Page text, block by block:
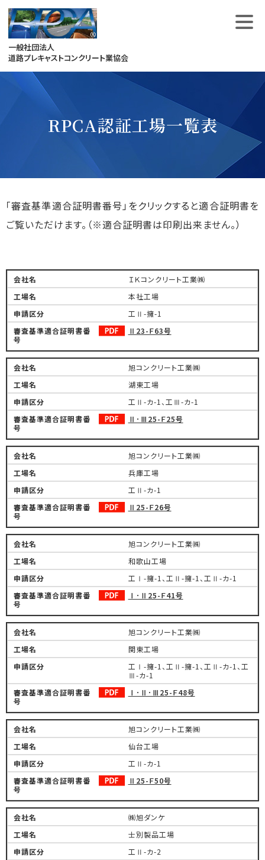
Skip
to
content
一般社団法人
道路プレキャストコンクリート業協会
RPCA認証工場一覧表
「審査基準適合証明書番号」をクリックすると適合証明書を
ご覧いただけます。（※適合証明書は印刷出来ません。）
ＩＫコンクリート工業㈱
本社工場
工Ⅱ-擁-1
Ⅱ23-Ｆ63号
旭コンクリート工業㈱
湖東工場
工Ⅱ-カ-1、工Ⅲ-カ-1
Ⅱ･Ⅲ25-Ｆ25号
旭コンクリート工業㈱
兵庫工場
工Ⅱ-カ-1
Ⅱ25-Ｆ26号
旭コンクリート工業㈱
和歌山工場
工Ⅰ-擁-1、工Ⅱ-擁-1、工Ⅱ-カ-1
Ⅰ･Ⅱ25-Ｆ41号
旭コンクリート工業㈱
関東工場
工Ⅰ-擁-1、工Ⅱ-擁-1、工Ⅱ-カ-1、工
Ⅲ-カ-1
Ⅰ･Ⅱ･Ⅲ25-Ｆ48号
旭コンクリート工業㈱
仙台工場
工Ⅱ-カ-1
Ⅱ25-Ｆ50号
㈱旭ダンケ
士別製品工場
工Ⅱ-カ-2